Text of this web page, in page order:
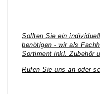
Sollten Sie ein
benötigen - wir als
Sortiment inkl. Zubehör
Rufen Sie uns an oder